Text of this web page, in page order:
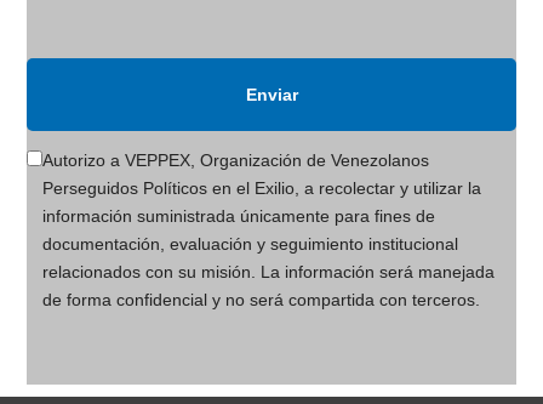
Autorizo a VEPPEX, Organización de Venezolanos
Perseguidos Políticos en el Exilio, a recolectar y utilizar la
información suministrada únicamente para fines de
documentación, evaluación y seguimiento institucional
relacionados con su misión. La información será manejada
de forma confidencial y no será compartida con terceros.